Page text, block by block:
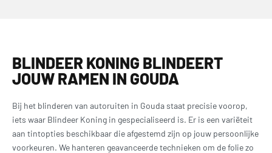
BLINDEER KONING BLINDEERT
JOUW RAMEN IN GOUDA
Bij het blinderen van autoruiten in Gouda staat precisie voorop,
iets waar Blindeer Koning in gespecialiseerd is. Er is een variëteit
aan tintopties beschikbaar die afgestemd zijn op jouw persoonlijke
voorkeuren. We hanteren geavanceerde technieken om de folie zo